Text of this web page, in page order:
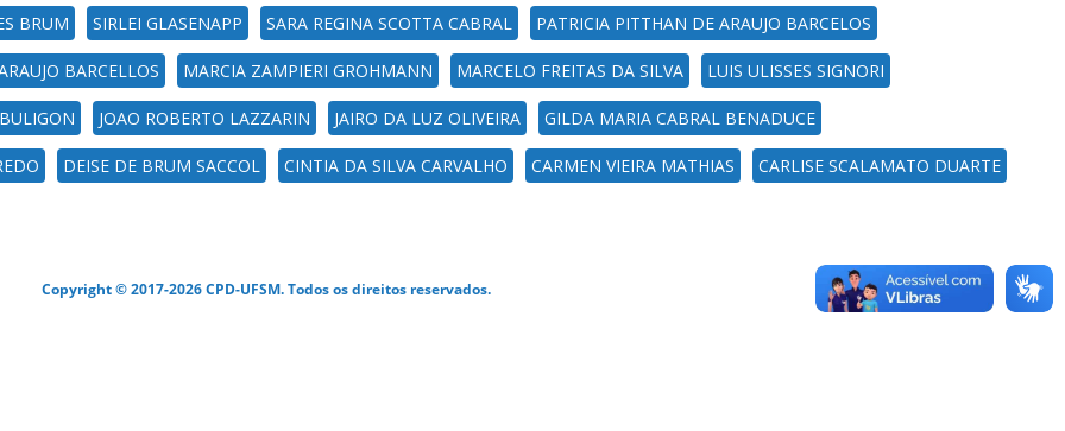
BRUM SIRLEI GLASENAPP SARA REGINA SCOTTA CABRAL PATRICIA PITTHAN DE ARAUJO BARCELOS
BARCELLOS MARCIA ZAMPIERI GROHMANN MARCELO FREITAS DA SILVA LUIS ULISSES SIGNORI
JOAO ROBERTO LAZZARIN JAIRO DA LUZ OLIVEIRA GILDA MARIA CABRAL BENADUCE
DEISE DE BRUM SACCOL CINTIA DA SILVA CARVALHO CARMEN VIEIRA MATHIAS CARLISE SCALAMATO DUARTE
Copyright © 2017-2026 CPD-UFSM. Todos os direitos reservados.